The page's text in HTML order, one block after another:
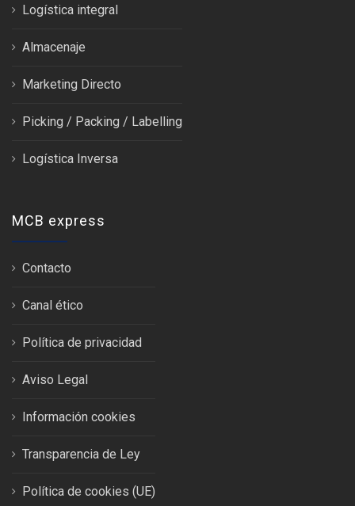
Logística integral
Almacenaje
Marketing Directo
Picking / Packing / Labelling
Logística Inversa
MCB express
Contacto
Canal ético
Política de privacidad
Aviso Legal
Información cookies
Transparencia de Ley
Política de cookies (UE)